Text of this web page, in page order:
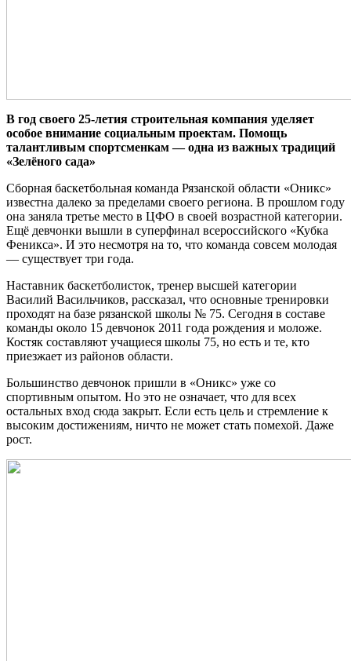
В год своего 25-летия строительная компания уделяет
особое внимание социальным проектам. Помощь
талантливым спортсменкам — одна из важных традиций
«Зелёного сада»
Сборная баскетбольная команда Рязанской области «Оникс»
известна далеко за пределами своего региона. В прошлом году
она заняла третье место в ЦФО в своей возрастной категории.
Ещё девчонки вышли в суперфинал всероссийского «Кубка
Феникса». И это несмотря на то, что команда совсем молодая
— существует три года.
Наставник баскетболисток, тренер высшей категории
Василий Васильчиков, рассказал, что основные тренировки
проходят на базе рязанской школы № 75. Сегодня в составе
команды около 15 девчонок 2011 года рождения и моложе.
Костяк составляют учащиеся школы 75, но есть и те, кто
приезжает из районов области.
Большинство девчонок пришли в «Оникс» уже со
спортивным опытом. Но это не означает, что для всех
остальных вход сюда закрыт. Если есть цель и стремление к
высоким достижениям, ничто не может стать помехой. Даже
рост.